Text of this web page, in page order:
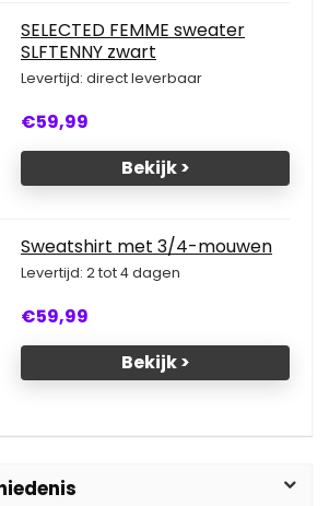
SELECTED FEMME sweater
SLFTENNY zwart
Levertijd: direct leverbaar
€59,99
Bekijk >
Sweatshirt met 3/4-mouwen
Levertijd: 2 tot 4 dagen
€59,99
Bekijk >